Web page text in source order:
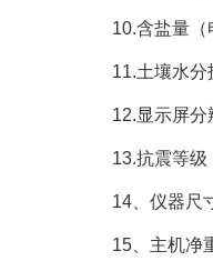
10.含盐量（电
11.土壤水分技
12.显示屏分
13.抗震等级
14、仪器尺寸
15、主机净